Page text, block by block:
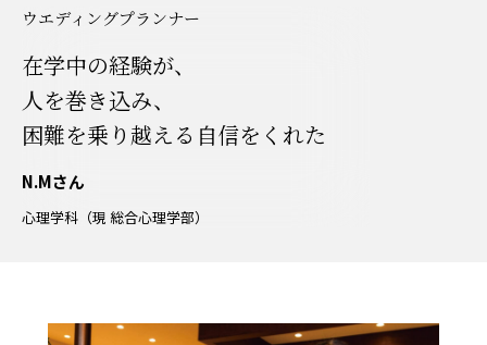
ウエディングプランナー
在学中の経験が、
人を巻き込み、
困難を乗り越える自信をくれた
N.Mさん
心理学科（現 総合心理学部）